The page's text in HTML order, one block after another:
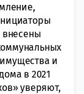
внесены
и
в 2021
уверяют,